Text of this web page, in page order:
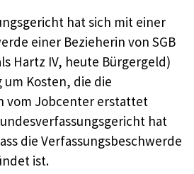
hat sich mit einer
einer Bezieherin von SGB
Hartz IV, heute Bürgergeld)
um Kosten, die die
vom Jobcenter erstattet
hat
die Verfassungsbeschwerde
ist.